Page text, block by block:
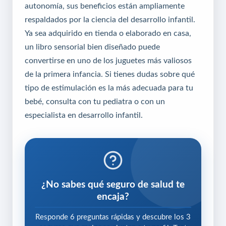
autonomía, sus beneficios están ampliamente
respaldados por la ciencia del desarrollo infantil.
Ya sea adquirido en tienda o elaborado en casa,
un libro sensorial bien diseñado puede
convertirse en uno de los juguetes más valiosos
de la primera infancia. Si tienes dudas sobre qué
tipo de estimulación es la más adecuada para tu
bebé, consulta con tu pediatra o con un
especialista en desarrollo infantil.
¿No sabes qué seguro de salud te
encaja?
Responde 6 preguntas rápidas y descubre los 3